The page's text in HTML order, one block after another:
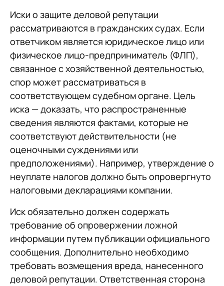
Иски о защите деловой репутации
рассматриваются в гражданских судах. Если
ответчиком является юридическое лицо или
физическое лицо-предприниматель (ФЛП),
связанное с хозяйственной деятельностью,
спор может рассматриваться в
соответствующем судебном органе. Цель
иска — доказать, что распространенные
сведения являются фактами, которые не
соответствуют действительности (не
оценочными суждениями или
предположениями). Например, утверждение о
неуплате налогов должно быть опровергнуто
налоговыми декларациями компании.
Иск обязательно должен содержать
требование об опровержении ложной
информации путем публикации официального
сообщения. Дополнительно необходимо
требовать возмещения вреда, нанесенного
деловой репутации. Ответственная сторона